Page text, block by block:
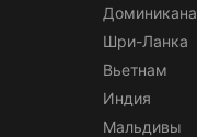
Доминикана
Шри-Ланка
Вьетнам
Индия
Мальдивы